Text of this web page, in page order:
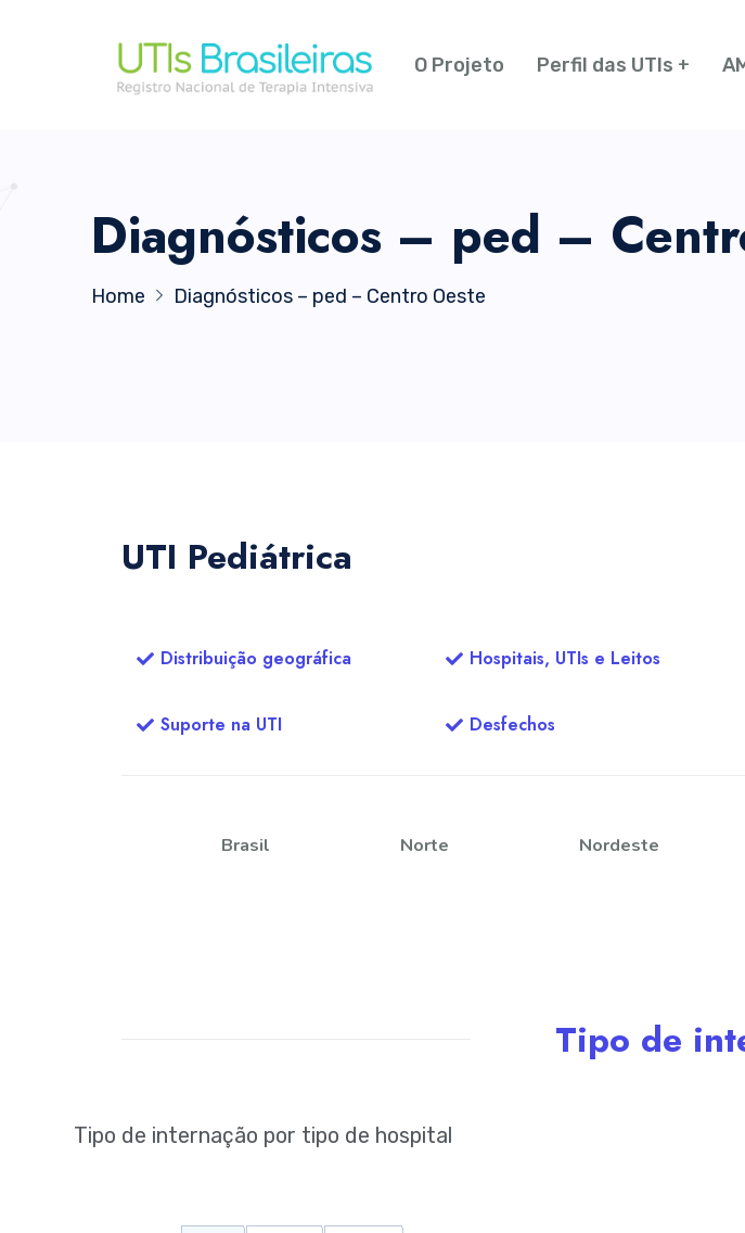
O Projeto Perfil das UTIs
Diagnósticos – ped –
Home Diagnósticos – ped – Centro Oeste
UTI Pediátrica
Distribuição geográfica
Suporte na UTI
Hospitais, UTIs e Leitos
Desfechos
Brasil Norte Nordeste
Tipo de
Tipo de internação por tipo de hospital